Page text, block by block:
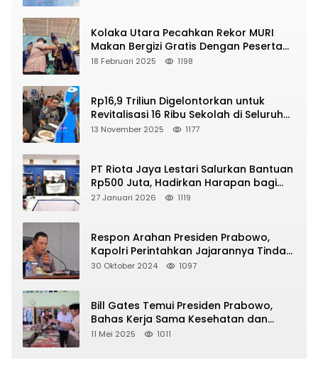
Kolaka Utara Pecahkan Rekor MURI
Makan Bergizi Gratis Dengan Peserta
Terbanyak
18 Februari 2025 1198
Rp16,9 Triliun Digelontorkan untuk
Revitalisasi 16 Ribu Sekolah di Seluruh
Indonesia
13 November 2025 1177
PT Riota Jaya Lestari Salurkan Bantuan
Rp500 Juta, Hadirkan Harapan bagi
Korban Bencana di Sumatera
27 Januari 2026 1119
Respon Arahan Presiden Prabowo,
Kapolri Perintahkan Jajarannya Tindak
Tegas Pelaku Judi Online
30 Oktober 2024 1097
Bill Gates Temui Presiden Prabowo,
Bahas Kerja Sama Kesehatan dan
Program Makan Bergizi Gratis
11 Mei 2025 1011